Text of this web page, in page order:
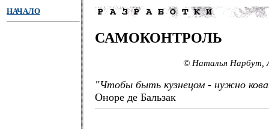
НАЧАЛО
САМОКОНТРОЛЬ
© Наталья Нарбут,
"Чтобы быть кузнецом - нужно
Оноре де Бальзак